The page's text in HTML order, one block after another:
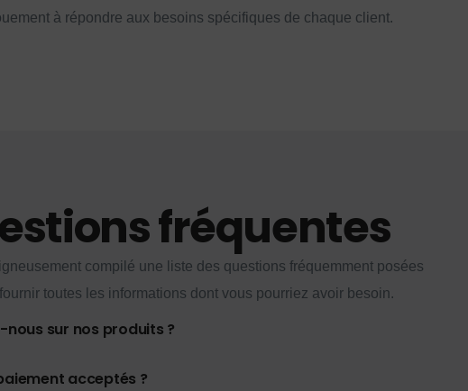
à répondre aux besoins spécifiques de chaque client.
fréquentes
compilé une liste des questions fréquemment posées
toutes les informations dont vous pourriez avoir besoin.
sur nos produits ?
acceptés ?